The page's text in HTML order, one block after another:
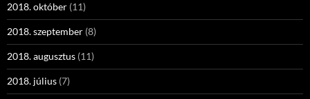
2018. október (11)
2018. szeptember (8)
2018. augusztus (11)
2018. július (7)